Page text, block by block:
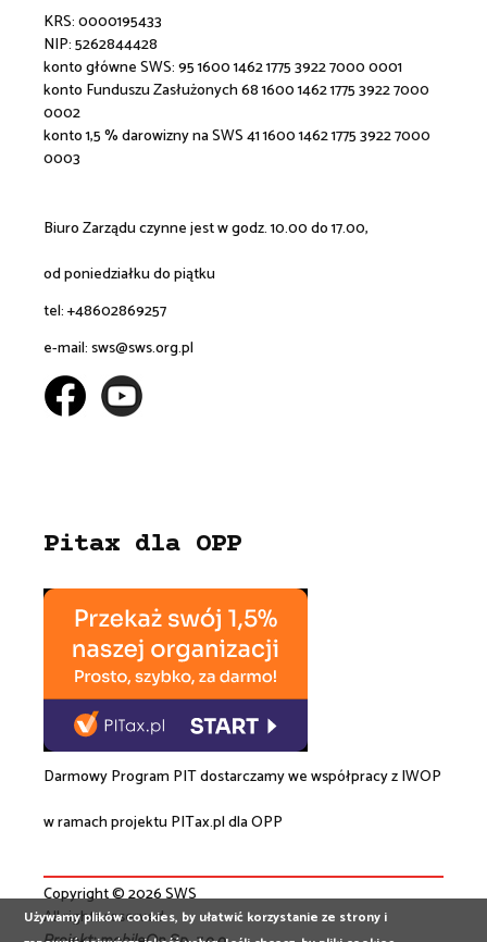
KRS: 0000195433
NIP: 5262844428
konto główne SWS:95 1600 1462 1775 3922 7000 0001
konto Funduszu Zasłużonych 68 1600 1462 1775 3922 7000
0002
konto 1,5 % darowizny na SWS 41 1600 1462 1775 3922 7000
0003
Biuro Zarządu czynne jest w godz. 10.00 do 17.00,
od poniedziałku do piątku
tel: +48602869257
e-mail:sws@sws.org.pl
Pitax dla OPP
Darmowy Program PIT dostarczamy we współpracy zIWOP
w ramach projektu PITax.pldla OPP
Copyright © 2026 SWS
All rights reserved
Używamy plików cookies, by ułatwić korzystanie ze strony i